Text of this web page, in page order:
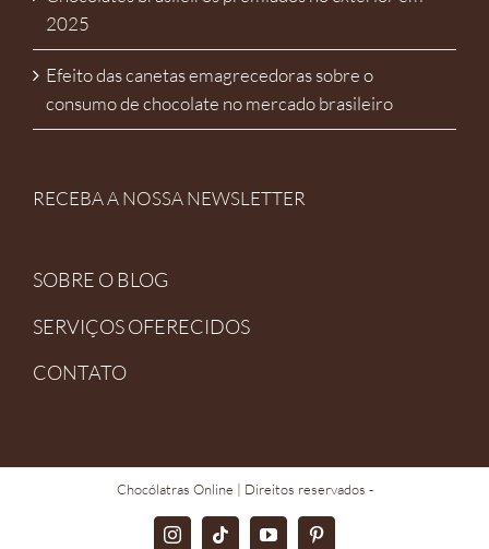
2025
Efeito das canetas emagrecedoras sobre o
consumo de chocolate no mercado brasileiro
RECEBA A NOSSA NEWSLETTER
SOBRE O BLOG
SERVIÇOS OFERECIDOS
CONTATO
Chocólatras Online | Direitos reservados -
InstagramTikTokYouTubePinterest